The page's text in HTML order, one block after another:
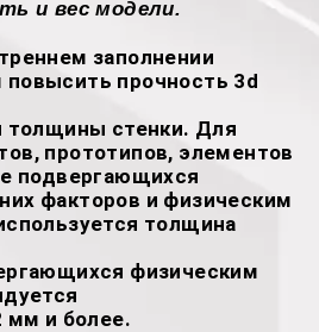
и вес модели.
заполнении
прочность 3d
толщины стенки. Для
прототипов, элементов
подвергающихся
факторов и физическим
толщина
физическим
мм и более.